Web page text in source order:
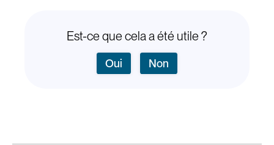
Est-ce que cela a été utile ?
Oui Non